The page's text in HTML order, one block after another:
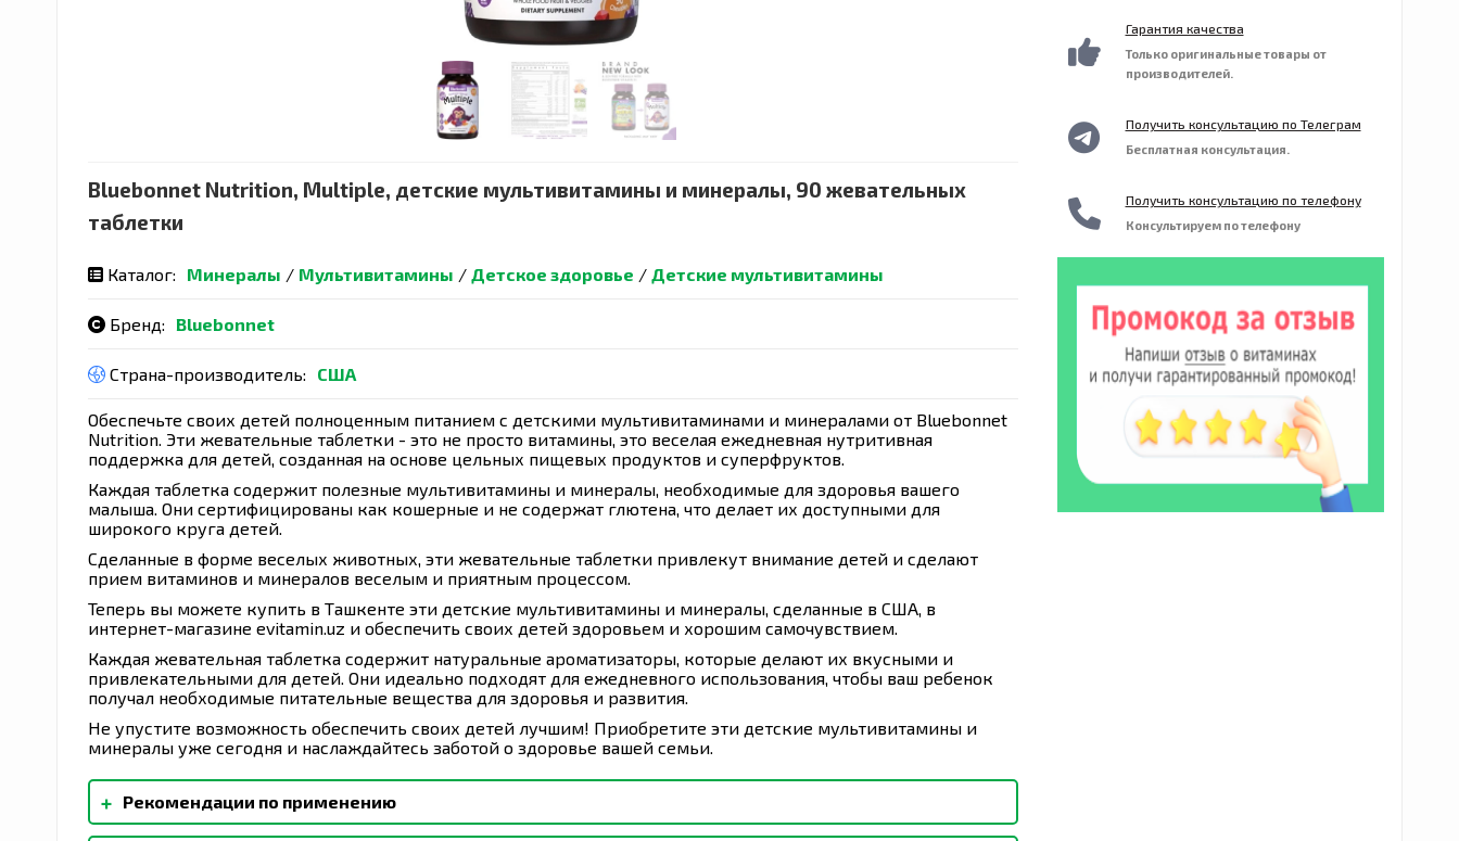
Bluebonnet Nutrition, Multiple, детские мультивитамины и минералы, 90 жевательных
таблетки
Каталог: Минералы / Мультивитамины / Детское здоровье / Детские мультивитамины
Бренд: Bluebonnet
Страна-производитель: США
Обеспечьте своих детей полноценным питанием с детскими мультивитаминами и минералами от Bluebonnet
Nutrition. Эти жевательные таблетки - это не просто витамины, это веселая ежедневная нутритивная
поддержка для детей, созданная на основе цельных пищевых продуктов и суперфруктов.
Каждая таблетка содержит полезные мультивитамины и минералы, необходимые для здоровья вашего
малыша. Они сертифицированы как кошерные и не содержат глютена, что делает их доступными для
широкого круга детей.
Сделанные в форме веселых животных, эти жевательные таблетки привлекут внимание детей и сделают
прием витаминов и минералов веселым и приятным процессом.
Теперь вы можете купить в Ташкенте эти детские мультивитамины и минералы, сделанные в США, в
интернет-магазине evitamin.uz и обеспечить своих детей здоровьем и хорошим самочувствием.
Каждая жевательная таблетка содержит натуральные ароматизаторы, которые делают их вкусными и
привлекательными для детей. Они идеально подходят для ежедневного использования, чтобы ваш ребенок
получал необходимые питательные вещества для здоровья и развития.
Не упустите возможность обеспечить своих детей лучшим! Приобретите эти детские мультивитамины и
минералы уже сегодня и наслаждайтесь заботой о здоровье вашей семьи.
+ Рекомендации по применению
Гарантия качества
Только оригинальные товары от
производителей.
Получить консультацию по Телеграм
Бесплатная консультация.
Получить консультацию по телефону
Консультируем по телефону